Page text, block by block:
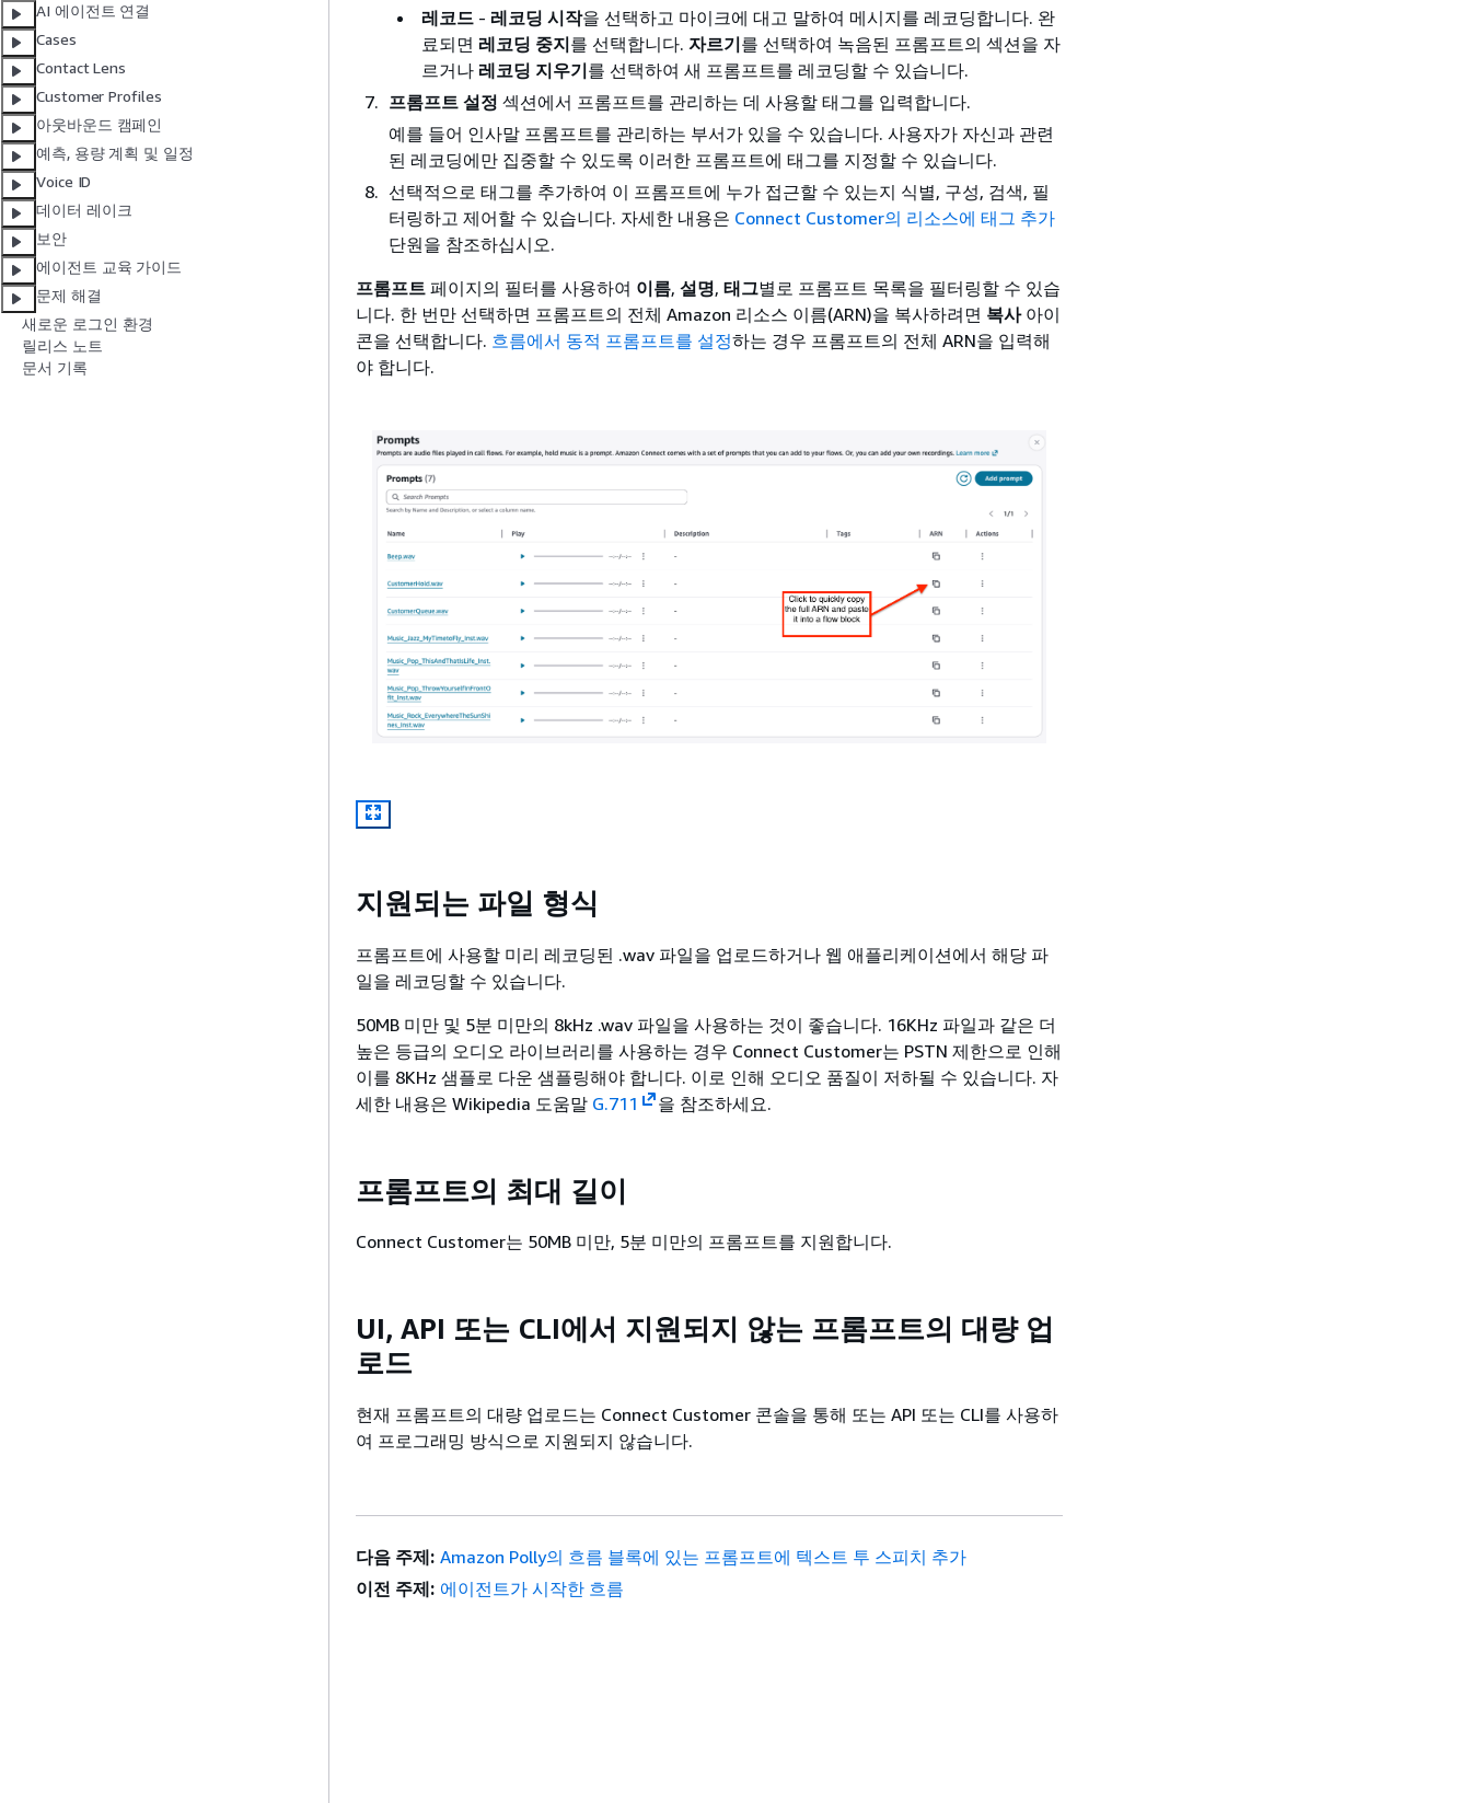
AI 에이전트 연결
Cases
Contact Lens
Customer Profiles
아웃바운드 캠페인
예측, 용량 계획 및 일정
Voice ID
데이터 레이크
보안
에이전트 교육 가이드
문제 해결
새로운 로그인 환경
릴리스 노트
문서 기록
레코드 - 레코딩 시작을 선택하고 마이크에 대고 말하여 메시지를 레코딩합니다. 완
료되면 레코딩 중지를 선택합니다. 자르기를 선택하여 녹음된 프롬프트의 섹션을 자
르거나 레코딩 지우기를 선택하여 새 프롬프트를 레코딩할 수 있습니다.
프롬프트 설정 섹션에서 프롬프트를 관리하는 데 사용할 태그를 입력합니다.
예를 들어 인사말 프롬프트를 관리하는 부서가 있을 수 있습니다. 사용자가 자신과 관련
된 레코딩에만 집중할 수 있도록 이러한 프롬프트에 태그를 지정할 수 있습니다.
선택적으로 태그를 추가하여 이 프롬프트에 누가 접근할 수 있는지 식별, 구성, 검색, 필
터링하고 제어할 수 있습니다. 자세한 내용은 Connect Customer의 리소스에 태그 추가
단원을 참조하십시오.
프롬프트 페이지의 필터를 사용하여 이름, 설명, 태그별로 프롬프트 목록을 필터링할 수 있습
니다. 한 번만 선택하면 프롬프트의 전체 Amazon 리소스 이름(ARN)을 복사하려면 복사아이
콘을 선택합니다. 흐름에서 동적 프롬프트를 설정하는 경우 프롬프트의 전체 ARN을 입력해
야 합니다.
지원되는 파일 형식
프롬프트에 사용할 미리 레코딩된 .wav 파일을 업로드하거나 웹 애플리케이션에서 해당 파
일을 레코딩할 수 있습니다.
50MB 미만 및 5분 미만의 8kHz .wav 파일을 사용하는 것이 좋습니다. 16KHz 파일과 같은 더
높은 등급의 오디오 라이브러리를 사용하는 경우 Connect Customer는 PSTN 제한으로 인해
이를 8KHz 샘플로 다운 샘플링해야 합니다. 이로 인해 오디오 품질이 저하될 수 있습니다. 자
세한 내용은 Wikipedia 도움말 G.711 을 참조하세요.
프롬프트의 최대 길이
Connect Customer는 50MB 미만, 5분 미만의 프롬프트를 지원합니다.
UI, API 또는 CLI에서 지원되지 않는 프롬프트의 대량 업
로드
현재 프롬프트의 대량 업로드는 Connect Customer 콘솔을 통해 또는 API 또는 CLI를 사용하
여 프로그래밍 방식으로 지원되지 않습니다.
다음 주제: Amazon Polly의 흐름 블록에 있는 프롬프트에 텍스트 투 스피치 추가
이전 주제: 에이전트가 시작한 흐름